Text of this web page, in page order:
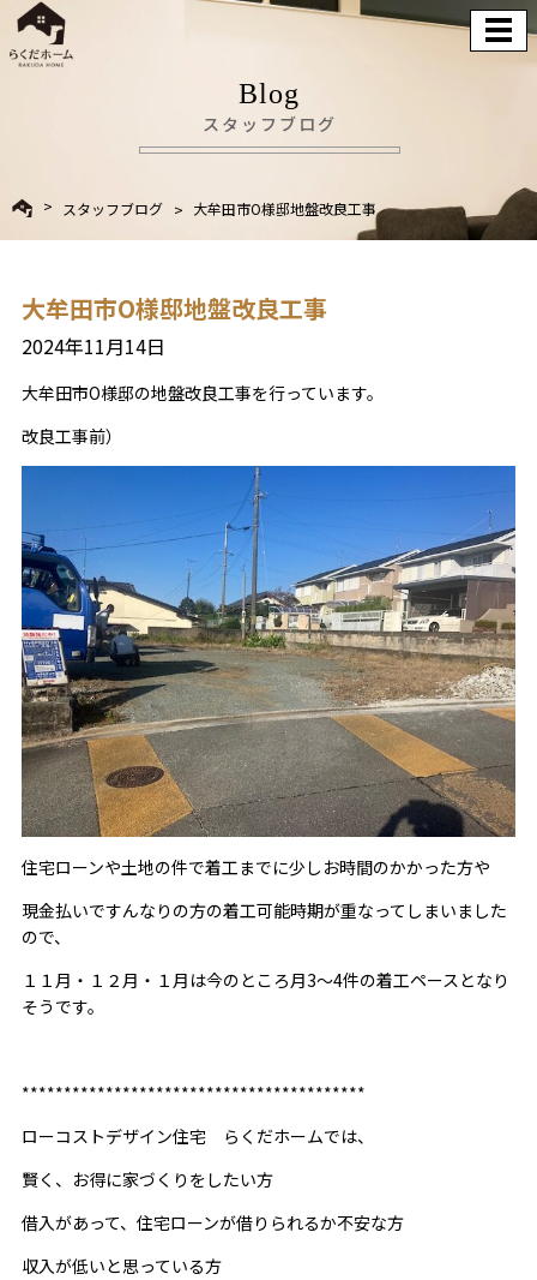
Blog
スタッフブログ
スタッフブログ 大牟田市O様邸地盤改良工事
大牟田市O様邸地盤改良工事
2024年11月14日
大牟田市O様邸の地盤改良工事を行っています。
改良工事前）
住宅ローンや土地の件で着工までに少しお時間のかかった方や
現金払いですんなりの方の着工可能時期が重なってしまいました
ので、
１１月・１２月・１月は今のところ月3～4件の着工ペースとなり
そうです。
*****************************************
ローコストデザイン住宅 らくだホームでは、
賢く、お得に家づくりをしたい方
借入があって、住宅ローンが借りられるか不安な方
収入が低いと思っている方